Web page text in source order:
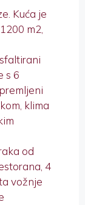
Kuća je
m2,
s 6
klima
od
4
vožnje